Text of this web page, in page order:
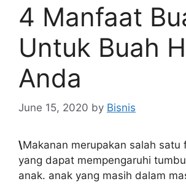
4 Manfaat
Untuk Buah
Anda
June 15, 2020 by Bisnis
\Makanan merupakan salah satu
yang dapat mempengaruhi
anak. anak yang masih dalam